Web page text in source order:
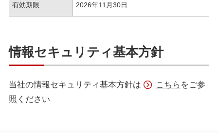
有効期限 2026年11月30日
情報セキュリティ基本方針
当社の情報セキュリティ基本方針は こちら をご参
照ください